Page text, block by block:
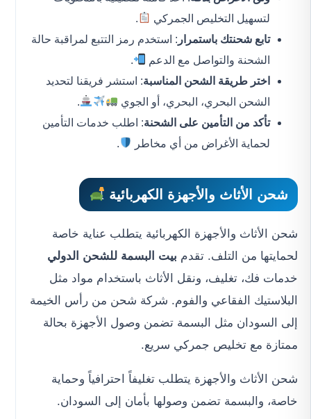
لتسهيل التخليص الجمركي
.
تابع شحنتك باستمرار : استخدم رمز التتبع لمراقبة حالة
الشحنة والتواصل مع الدعم
.
اختر طريقة الشحن المناسبة: استشر فريقنا لتحديد
الشحن البحري، البحري، أو الجوي
.
تأكد من التأمين على الشحنة: اطلب خدمات التأمين
لحماية الأغراض من أي مخاطر
.
شحن الأثاث والأجهزة الكهربائية
شحن الأثاث والأجهزة الكهربائية يتطلب عناية خاصة
لحمايتها من التلف. تقدم بيت البسمة للشحن الدولي
خدمات فك، تغليف، ونقل الأثاث باستخدام مواد مثل
البلاستيك الفقاعي والفوم. شركة شحن من رأس الخيمة
إلى السودان مثل البسمة تضمن وصول الأجهزة بحالة
ممتازة مع تخليص جمركي سريع.
شحن الأثاث والأجهزة يتطلب تغليفاً احترافياً وحماية
خاصة، والبسمة تضمن وصولها بأمان إلى السودان.